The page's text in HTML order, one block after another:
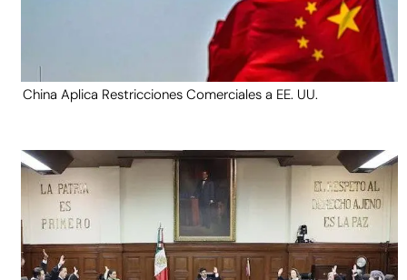
China Aplica Restricciones Comerciales a EE. UU.